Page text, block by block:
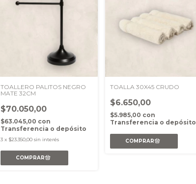
TOALLERO PALITOS NEGRO
MATE 32CM
$70.050,00
$63.045,00 con
Transferencia o depósito
3 x $23.350,00 sin interés
TOALLA 30X45 CRUDO
$6.650,00
$5.985,00 con
Transferencia o depósito